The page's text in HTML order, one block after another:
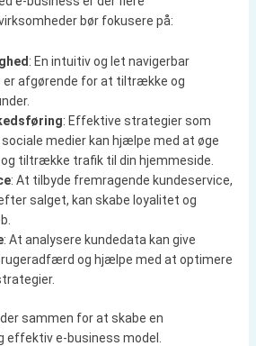
bør fokusere på:
: En intuitiv og let navigerbar
er afgørende for at tiltrække og
: Effektive strategier som
sociale medier kan hjælpe med at øge
tiltrække trafik til din hjemmeside.
: At tilbyde fremragende kundeservice,
salget, kan skabe loyalitet og
: At analysere kundedata kan give
og hjælpe med at optimere
sammen for at skabe en
e-business model.